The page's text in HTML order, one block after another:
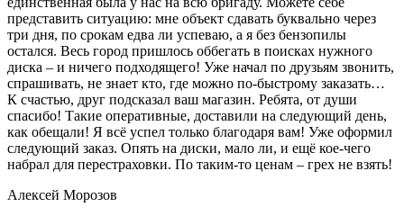
представить ситуацию: мне объект сдавать буквально через
три дня, по срокам едва ли успеваю, а я без бензопилы
остался. Весь город пришлось оббегать в поисках нужного
диска – и ничего подходящего! Уже начал по друзьям звонить,
спрашивать, не знает кто, где можно по-быстрому заказать…
К счастью, друг подсказал ваш магазин. Ребята, от души
спасибо! Такие оперативные, доставили на следующий день,
как обещали! Я всё успел только благодаря вам! Уже оформил
следующий заказ. Опять на диски, мало ли, и ещё кое-чего
набрал для перестраховки. По таким-то ценам – грех не взять!
Алексей Морозов